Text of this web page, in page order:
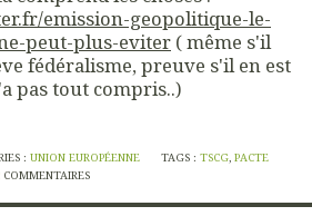
emission-geopolitique-le-
peut-plus-eviter ( même s'il
fédéralisme, preuve s'il en est
pas tout compris..)
: UNION EUROPÉENNE TAGS :TSCG ,PACTE
COMMENTAIRES